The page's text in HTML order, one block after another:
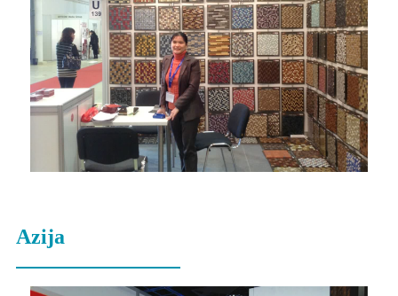
Azija